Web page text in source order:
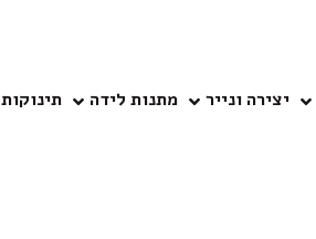
יצירה ונייר מתנות לידה תינוקות